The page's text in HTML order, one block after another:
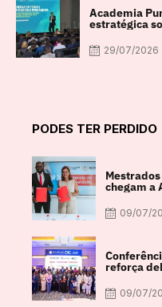
Academia
estratégica
especialista
29/07/2026
PODES TER PERDIDO
chegam a
a FACUL
09/07/
reforça
09/07/